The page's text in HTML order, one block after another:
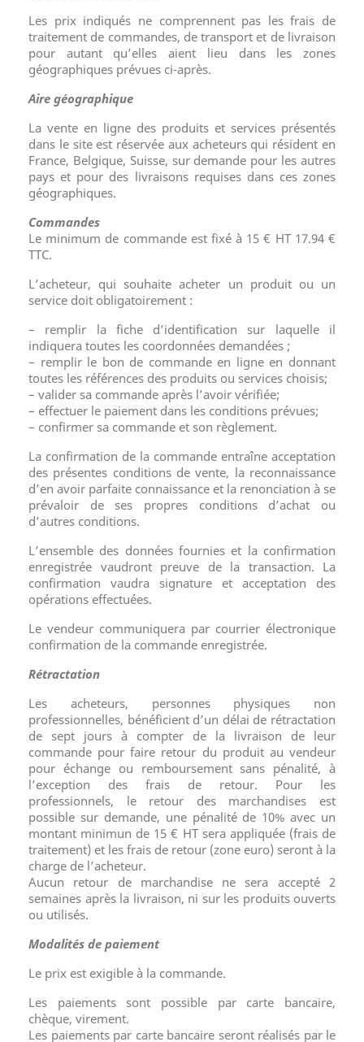
Les prix indiqués ne comprennent pas les frais de
traitement de commandes, de transport et de livraison
pour autant qu’elles aient lieu dans les zones
géographiques prévues ci-après.
Aire géographique
La vente en ligne des produits et services présentés
dans le site est réservée aux acheteurs qui résident en
France, Belgique, Suisse, sur demande pour les autres
pays et pour des livraisons requises dans ces zones
géographiques.
Commandes
Le minimum de commande est fixé à 15 € HT 17.94 €
TTC.
L’acheteur, qui souhaite acheter un produit ou un
service doit obligatoirement :
– remplir la fiche d’identification sur laquelle il
indiquera toutes les coordonnées demandées ;
– remplir le bon de commande en ligne en donnant
toutes les références des produits ou services choisis;
– valider sa commande après l’avoir vérifiée;
– effectuer le paiement dans les conditions prévues;
– confirmer sa commande et son règlement.
La confirmation de la commande entraîne acceptation
des présentes conditions de vente, la reconnaissance
d’en avoir parfaite connaissance et la renonciation à se
prévaloir de ses propres conditions d’achat ou
d’autres conditions.
L’ensemble des données fournies et la confirmation
enregistrée vaudront preuve de la transaction. La
confirmation vaudra signature et acceptation des
opérations effectuées.
Le vendeur communiquera par courrier électronique
confirmation de la commande enregistrée.
Rétractation
Les acheteurs, personnes physiques non
professionnelles, bénéficient d’un délai de rétractation
de sept jours à compter de la livraison de leur
commande pour faire retour du produit au vendeur
pour échange ou remboursement sans pénalité, à
l’exception des frais de retour. Pour les
professionnels, le retour des marchandises est
possible sur demande, une pénalité de 10% avec un
montant minimun de 15 € HT sera appliquée (frais de
traitement) et les frais de retour (zone euro) seront à la
charge de l’acheteur.
Aucun retour de marchandise ne sera accepté 2
semaines après la livraison, ni sur les produits ouverts
ou utilisés.
Modalités de paiement
Le prix est exigible à la commande.
Les paiements sont possible par carte bancaire,
chèque, virement.
Les paiements par carte bancaire seront réalisés par le